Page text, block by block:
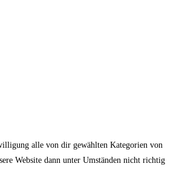
alle von dir gewählten Kategorien von
Website dann unter Umständen nicht richtig